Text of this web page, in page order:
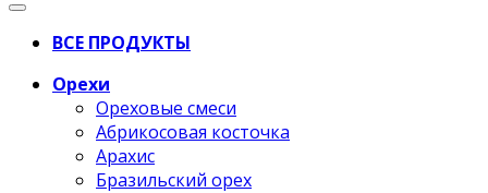
ВСЕ ПРОДУКТЫ
Орехи
Ореховые смеси
Абрикосовая косточка
Арахис
Бразильский орех